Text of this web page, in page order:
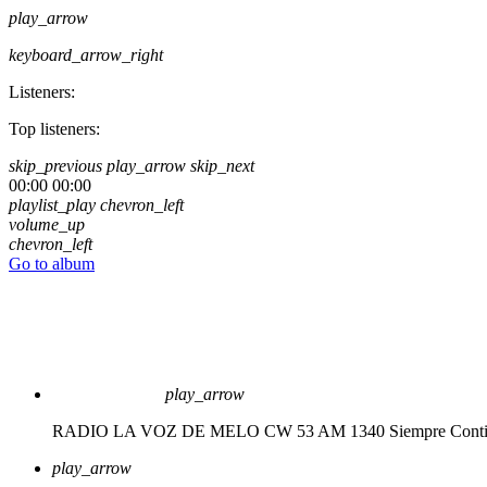
play_arrow
keyboard_arrow_right
Listeners:
Top listeners:
skip_previous play_arrow skip_next
00:00 00:00
playlist_play chevron_left
volume_up
chevron_left
Go to album
play_arrow
RADIO LA VOZ DE MELO CW 53 AM 1340 Siempre
play_arrow